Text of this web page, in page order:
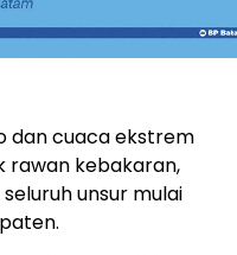
dan cuaca ekstrem
rawan kebakaran,
unsur mulai